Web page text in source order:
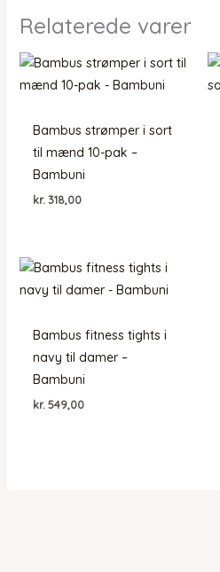
Relaterede varer
Bambus strømper i sort
til mænd 10-pak –
Bambuni
kr.318,00
Bambus fitness tights i
navy til damer –
Bambuni
kr. 549,00